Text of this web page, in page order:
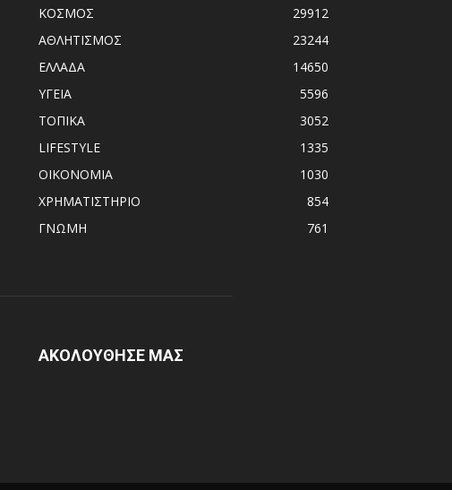
ΚΟΣΜΟΣ
29912
ΑΘΛΗΤΙΣΜΟΣ
23244
ΕΛΛΑΔΑ
14650
ΥΓΕΙΑ
5596
ΤΟΠΙΚΑ
3052
LIFESTYLE
1335
ΟΙΚΟΝΟΜΙΑ
1030
ΧΡΗΜΑΤΙΣΤΗΡΙΟ
854
ΓΝΩΜΗ
761
ΑΚΟΛΟΥΘΗΣΕ ΜΑΣ